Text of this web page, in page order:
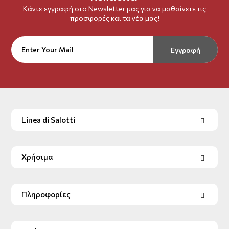
Κάντε εγγραφή στο Newsletter μας για να μαθαίνετε τις
προσφορές και τα νέα μας!
Εγγραφή
Linea di Salotti
Χρήσιμα
Πληροφορίες